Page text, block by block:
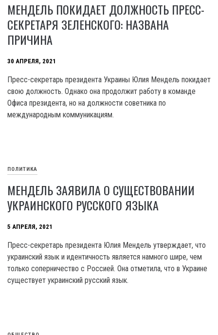
МЕНДЕЛЬ ПОКИДАЕТ ДОЛЖНОСТЬ ПРЕСС-
СЕКРЕТАРЯ ЗЕЛЕНСКОГО: НАЗВАНА
ПРИЧИНА
30 АПРЕЛЯ, 2021
Пресс-секретарь президента Украины Юлия Мендель покидает
свою должность. Однако она продолжит работу в команде
Офиса президента, но на должности советника по
международным коммуникациям.
ПОЛИТИКА
МЕНДЕЛЬ ЗАЯВИЛА О СУЩЕСТВОВАНИИ
УКРАИНСКОГО РУССКОГО ЯЗЫКА
5 АПРЕЛЯ, 2021
Пресс-секретарь президента Юлия Мендель утверждает, что
украинский язык и идентичность является намного шире, чем
только соперничество с Россией. Она отметила, что в Украине
существует украинский русский язык.